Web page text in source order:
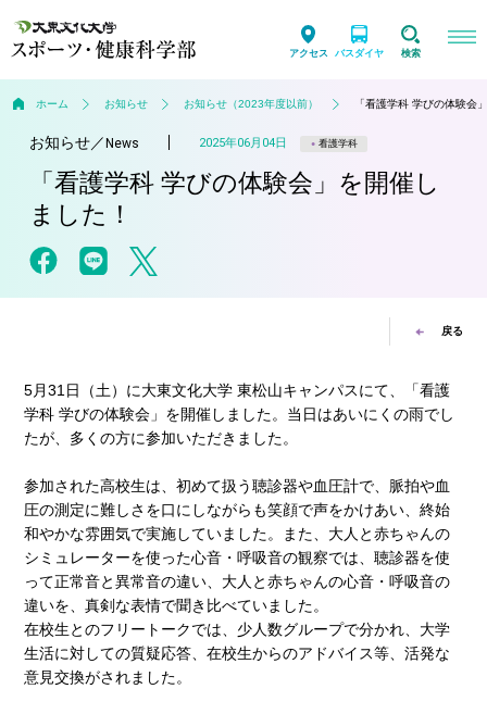
アクセス バスダイヤ 検索
ホーム お知らせ お知らせ（2023年度以前） 「看護学科 学びの体験会
お知らせ／ News 2025年06月04日 看護学科
「看護学科 学びの体験会」を開催し
ました！
戻る
5月31日（土）に大東文化大学 東松山キャンパスにて、「看護
学科 学びの体験会」を開催しました。当日はあいにくの雨でし
たが、多くの方に参加いただきました。
参加された高校生は、初めて扱う聴診器や血圧計で、脈拍や血
圧の測定に難しさを口にしながらも笑顔で声をかけあい、終始
和やかな雰囲気で実施していました。また、大人と赤ちゃんの
シミュレーターを使った心音・呼吸音の観察では、聴診器を使
って正常音と異常音の違い、大人と赤ちゃんの心音・呼吸音の
違いを、真剣な表情で聞き比べていました。
在校生とのフリートークでは、少人数グループで分かれ、大学
生活に対しての質疑応答、在校生からのアドバイス等、活発な
意見交換がされました。